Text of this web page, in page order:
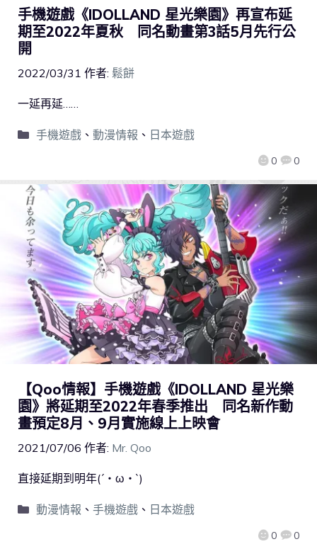
手機遊戲《IDOLLAND 星光樂園》再宣布延
期至2022年夏秋 同名動畫第3話5月先行公
開
2022/03/31 作者: 鬆餅
0 0
一延再延……
手機遊戲、 動漫情報 、 日本遊戲
【Qoo情報】手機遊戲《IDOLLAND 星光樂
園》將延期至2022年春季推出 同名新作動
畫預定8月、9月實施線上上映會
2021/07/06 作者: Mr. Qoo
0 0
直接延期到明年(´・ω・`)
動漫情報 、 手機遊戲、 日本遊戲